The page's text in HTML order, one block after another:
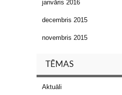
janvāris 2016
decembris 2015
novembris 2015
TĒMAS
Aktuāli